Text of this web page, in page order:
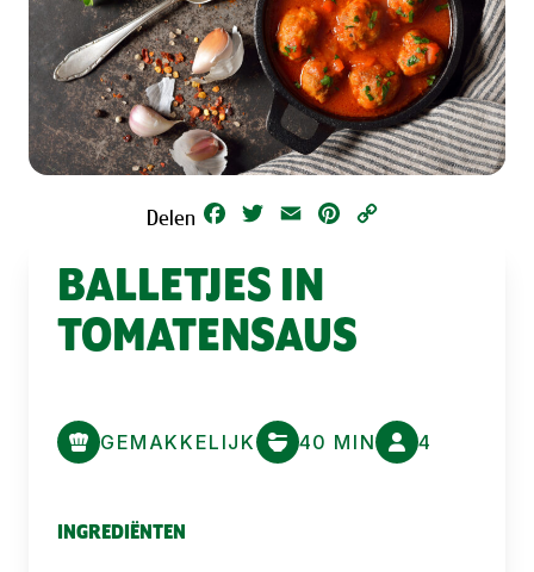
Delen Facebook
Twitter Email Pinterest
BALLETJES IN
TOMATENSAUS
GEMAKKELIJK 40 MIN 4
INGREDIËNTEN